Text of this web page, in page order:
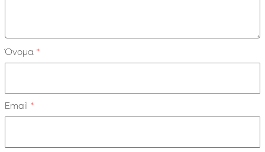
Όνομα *
Email *